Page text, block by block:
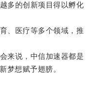
的创新项目得以孵化
医疗等多个领域，推
说，中信加速器都是
梦想赋予翅膀。